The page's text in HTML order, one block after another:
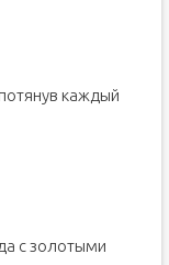
каждый
с золотыми